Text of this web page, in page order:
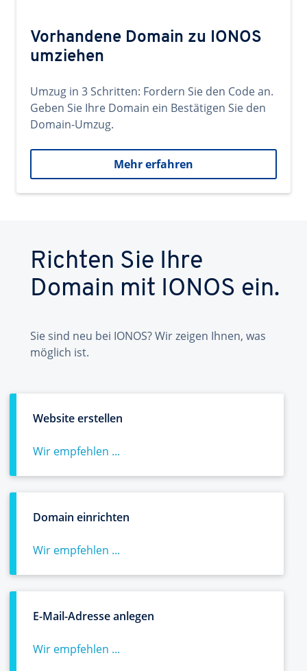
Vorhandene Domain zu IONOS
umziehen
Umzug in 3 Schritten: Fordern Sie den Code an.
Geben Sie Ihre Domain ein Bestätigen Sie den
Domain-Umzug.
Mehr erfahren
Richten Sie Ihre
Domain mit IONOS ein.
Sie sind neu bei IONOS? Wir zeigen Ihnen, was
möglich ist.
Website erstellen
Wir empfehlen ...
Domain einrichten
Wir empfehlen ...
E-Mail-Adresse anlegen
Wir empfehlen ...